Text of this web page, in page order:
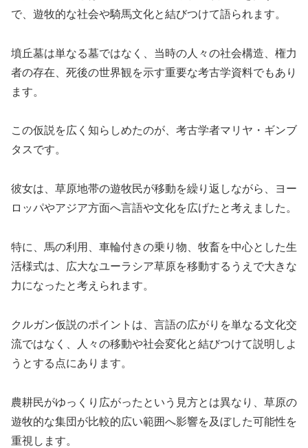
で、遊牧的な社会や騎馬文化と結びつけて語られます。
墳丘墓は単なる墓ではなく、当時の人々の社会構造、権力
者の存在、死後の世界観を示す重要な考古学資料でもあり
ます。
この仮説を広く知らしめたのが、考古学者マリヤ・ギンブ
タスです。
彼女は、草原地帯の遊牧民が移動を繰り返しながら、ヨー
ロッパやアジア方面へ言語や文化を広げたと考えました。
特に、馬の利用、車輪付きの乗り物、牧畜を中心とした生
活様式は、広大なユーラシア草原を移動するうえで大きな
力になったと考えられます。
クルガン仮説のポイントは、言語の広がりを単なる文化交
流ではなく、人々の移動や社会変化と結びつけて説明しよ
うとする点にあります。
農耕民がゆっくり広がったという見方とは異なり、草原の
遊牧的な集団が比較的広い範囲へ影響を及ぼした可能性を
重視します。